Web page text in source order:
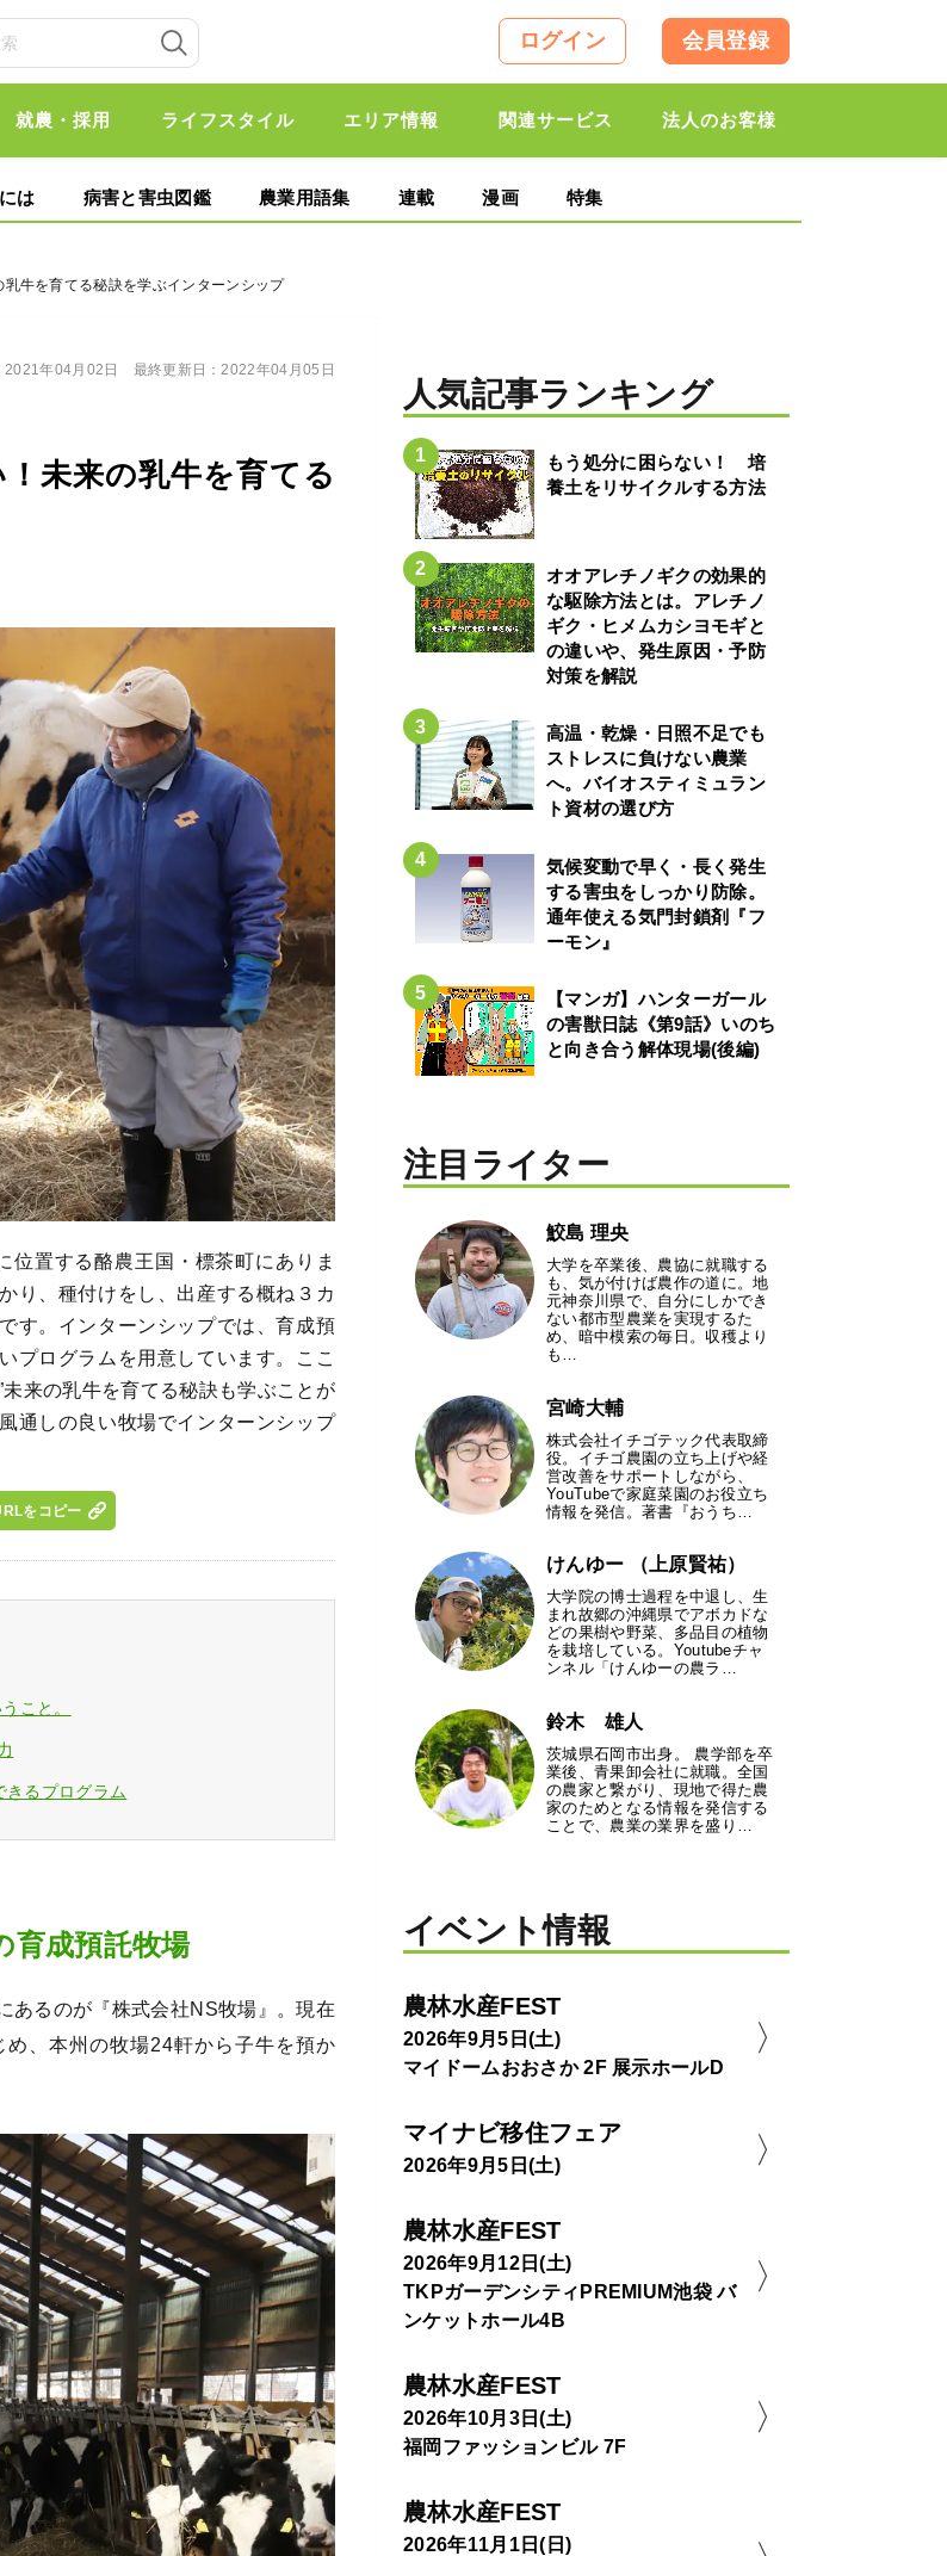
ログイン 会員登録
就農・採用 ライフスタイル エリア情報 関連サービス 法人のお客様
は 病害と害虫図鑑 農業用語集 連載 漫画 特集
牛を育てる秘訣を学ぶインターンシップ
未来の乳牛を育てる
2021年04月02日 最終更新日：2022年04月05日
位置する酪農王国・標茶町にありま
り、種付けをし、出産する概ね３カ
す。インターンシップでは、育成預
プログラムを用意しています。ここ
来の乳牛を育てる秘訣も学ぶことが
通しの良い牧場でインターンシップ
をコピー
こと。
きるプログラム
育成預託牧場
あるのが『株式会社NS牧場』。現在
め、本州の牧場24軒から子牛を預か
人気記事ランキング
もう処分に困らない！ 培
養土をリサイクルする方法
オオアレチノギクの効果的
な駆除方法とは。アレチノ
ギク・ヒメムカシヨモギと
の違いや、発生原因・予防
対策を解説
高温・乾燥・日照不足でも
ストレスに負けない農業
へ。バイオスティミュラン
ト資材の選び方
気候変動で早く・長く発生
する害虫をしっかり防除。
通年使える気門封鎖剤『フ
ーモン』
【マンガ】ハンターガール
の害獣日誌《第9話》いのち
と向き合う解体現場(後編)
注目ライター
鮫島 理央
大学を卒業後、農協に就職する
も、気が付けば農作の道に。地
元神奈川県で、自分にしかでき
ない都市型農業を実現するた
め、暗中模索の毎日。収穫より
も…
宮崎大輔
株式会社イチゴテック代表取締
役。イチゴ農園の立ち上げや経
営改善をサポートしながら、
YouTubeで家庭菜園のお役立ち
情報を発信。著書『おうち…
けんゆー （上原賢祐）
大学院の博士過程を中退し、生
まれ故郷の沖縄県でアボカドな
どの果樹や野菜、多品目の植物
を栽培している。Youtubeチャ
ンネル「けんゆーの農ラ…
鈴木 雄人
茨城県石岡市出身。 農学部を卒
業後、青果卸会社に就職。全国
の農家と繋がり、現地で得た農
家のためとなる情報を発信する
ことで、農業の業界を盛り…
イベント情報
農林水産FEST
2026年9月5日(土)
マイドームおおさか 2F 展示ホールD
マイナビ移住フェア
2026年9月5日(土)
農林水産FEST
2026年9月12日(土)
TKPガーデンシティPREMIUM池袋 バ
ンケットホール4B
農林水産FEST
2026年10月3日(土)
福岡ファッションビル 7F
農林水産FEST
2026年11月1日(日)